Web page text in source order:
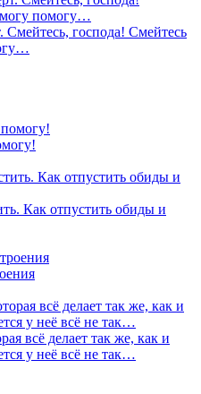
господа! Смейтесь
Как отпустить обиды и
всё делает так же, как и
у неё всё не так…